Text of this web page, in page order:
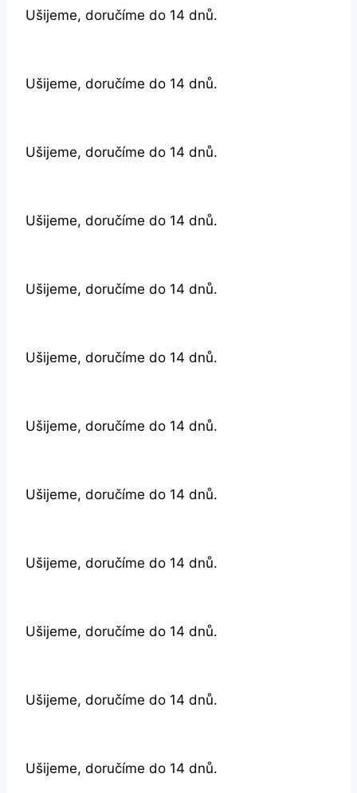
Ušijeme, doručíme do 14 dnů.
Ušijeme, doručíme do 14 dnů.
Ušijeme, doručíme do 14 dnů.
Ušijeme, doručíme do 14 dnů.
Ušijeme, doručíme do 14 dnů.
Ušijeme, doručíme do 14 dnů.
Ušijeme, doručíme do 14 dnů.
Ušijeme, doručíme do 14 dnů.
Ušijeme, doručíme do 14 dnů.
Ušijeme, doručíme do 14 dnů.
Ušijeme, doručíme do 14 dnů.
Ušijeme, doručíme do 14 dnů.